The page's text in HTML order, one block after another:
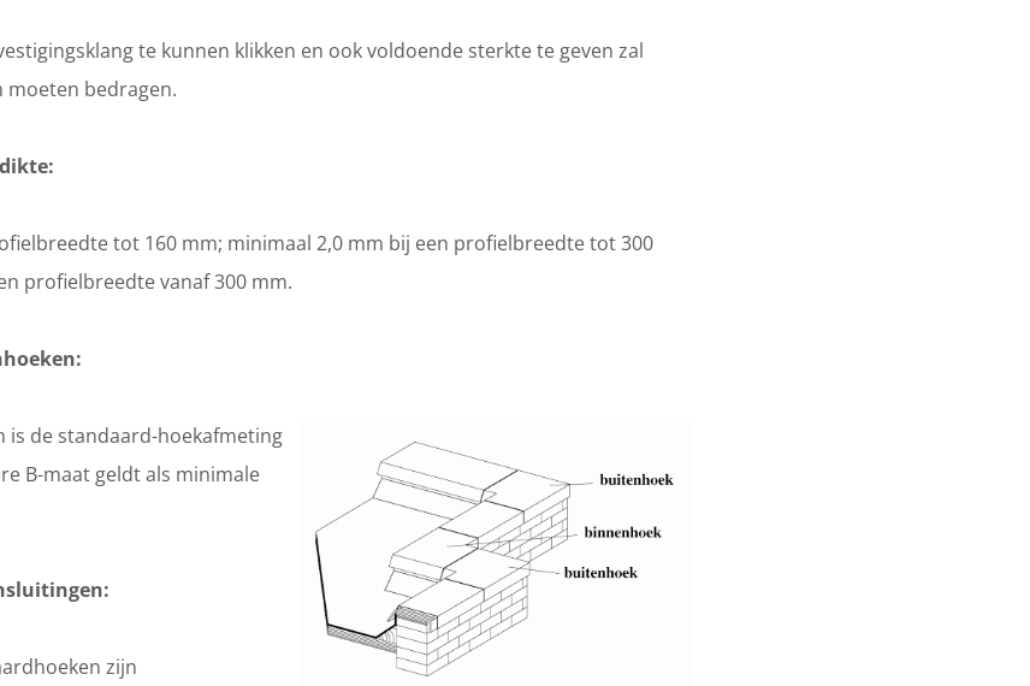
te kunnen klikken en ook voldoende sterkte te geven zal
moeten bedragen.
tot 160 mm; minimaal 2,0 mm bij een profielbreedte tot 300
profielbreedte vanaf 300 mm.
is de standaard-hoekafmeting
B-maat geldt als minimale
zijn